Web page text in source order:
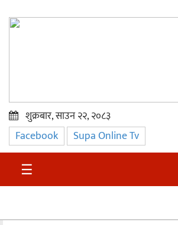
प्रमुख
समाचार
सुदुर
शुक्रबार, साउन २२, २०८३
Facebook Supa Online Tv
☰